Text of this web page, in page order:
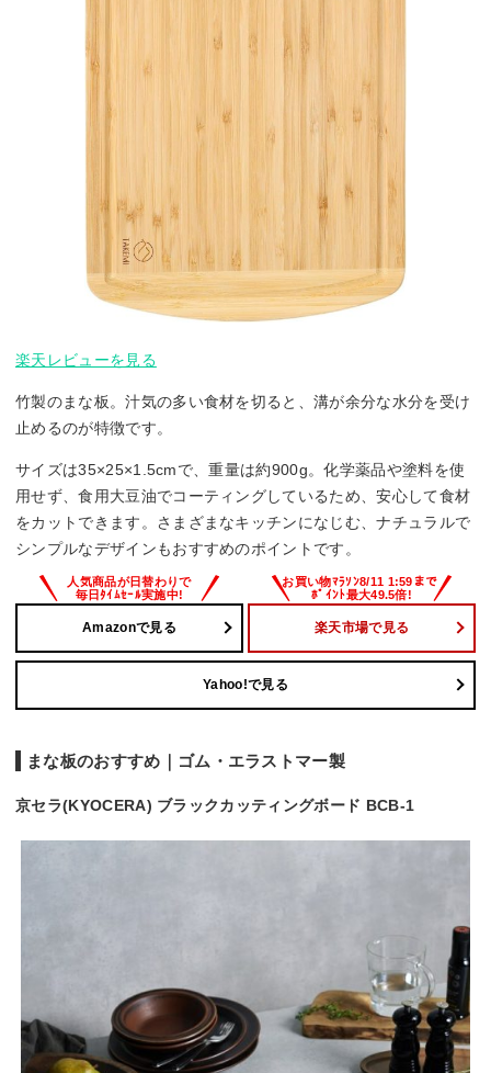
楽天レビューを見る
竹製のまな板。汁気の多い食材を切ると、溝が余分な水分を受け
止めるのが特徴です。
サイズは35×25×1.5cmで、重量は約900g。化学薬品や塗料を使
用せず、食用大豆油でコーティングしているため、安心して食材
をカットできます。さまざまなキッチンになじむ、ナチュラルで
シンプルなデザインもおすすめのポイントです。
Amazonで見る 楽天市場で見る
Yahoo!で見る
まな板のおすすめ｜ゴム・エラストマー製
京セラ(KYOCERA) ブラックカッティングボード BCB-1